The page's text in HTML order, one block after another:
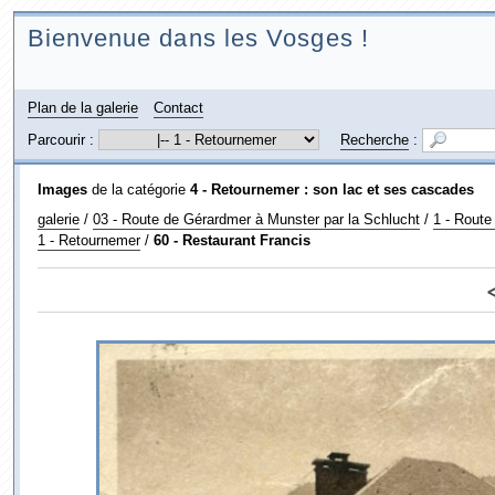
Bienvenue dans les Vosges !
Plan de la galerie
Contact
Parcourir :
Recherche:
Imagesde la catégorie 4 - Retournemer : son lac et ses cascades
galerie/ 03 - Route de Gérardmer à Munster par la Schlucht/ 1 -
1 - Retournemer/ 60 - Restaurant Francis